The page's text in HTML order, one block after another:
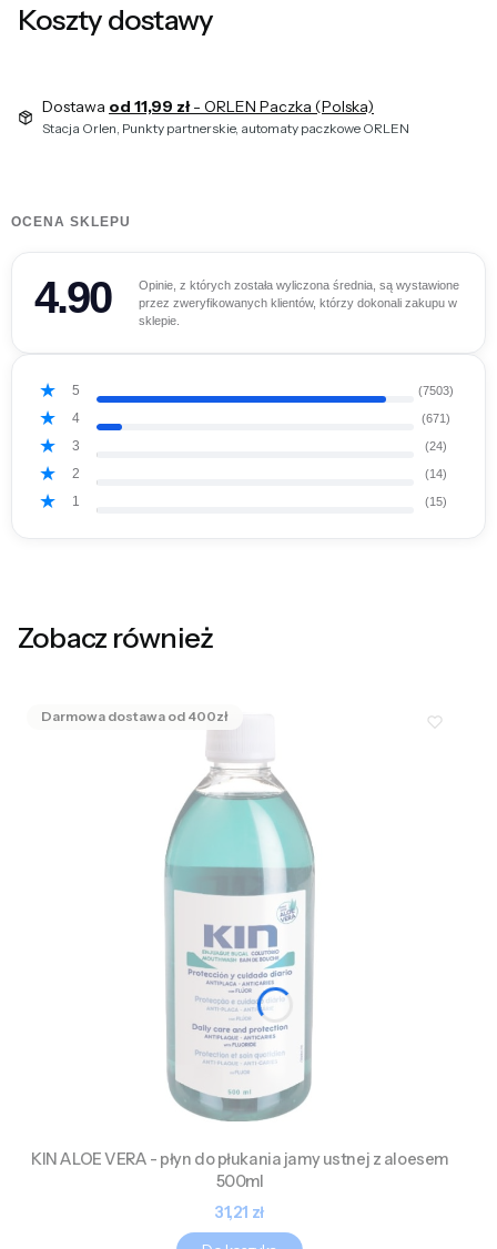
Koszty dostawy
Dostawa od 11,99 zł- ORLEN Paczka (Polska)
Stacja Orlen, Punkty partnerskie, automaty paczkowe ORLEN
OCENA SKLEPU
4.90
Opinie, z których została wyliczona średnia, są wystawione
przez zweryfikowanych klientów, którzy dokonali zakupu w
sklepie.
5 (7503)
4 (671)
3 (24)
2 (14)
1 (15)
Zobacz również
KIN ALOE VERA - płyn do płukania jamy ustnej z aloesem
500ml
Cena
31,21 zł